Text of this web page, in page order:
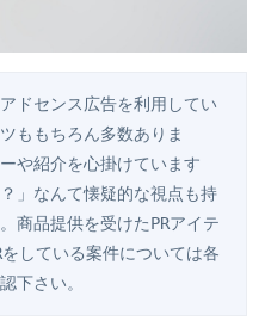
ドセンス広告を利用してい
ももちろん多数ありま
や紹介を心掛けています
」なんて懐疑的な視点も持
商品提供を受けたPRアイテ
している案件については各
下さい。